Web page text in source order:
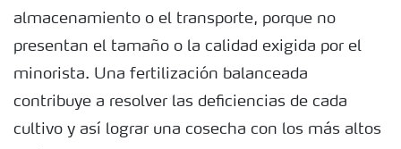
almacenamiento o el transporte, porque no
presentan el tamaño o la calidad exigida por el
minorista. Una fertilización balanceada
contribuye a resolver las deficiencias de cada
cultivo y así lograr una cosecha con los más altos